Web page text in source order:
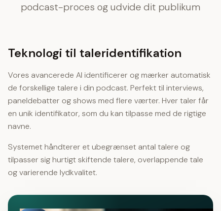
podcast-proces og udvide dit publikum
Teknologi til taleridentifikation
Vores avancerede AI identificerer og mærker automatisk
de forskellige talere i din podcast. Perfekt til interviews,
paneldebatter og shows med flere værter. Hver taler får
en unik identifikator, som du kan tilpasse med de rigtige
navne.
Systemet håndterer et ubegrænset antal talere og
tilpasser sig hurtigt skiftende talere, overlappende tale
og varierende lydkvalitet.